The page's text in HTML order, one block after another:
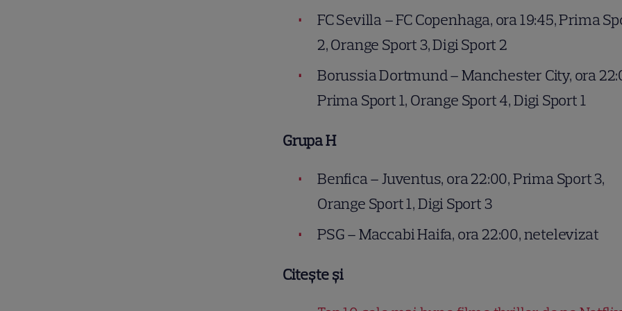
FC Sevilla – FC Copenhaga, ora 19:45, Prima
2, Orange Sport 3, Digi Sport 2
Borussia Dortmund – Manchester City, ora
Prima Sport 1, Orange Sport 4, Digi Sport 1
Grupa H
Benfica – Juventus, ora 22:00, Prima Sport 3,
Orange Sport 1, Digi Sport 3
PSG – Maccabi Haifa, ora 22:00, netelevizat
Citește și